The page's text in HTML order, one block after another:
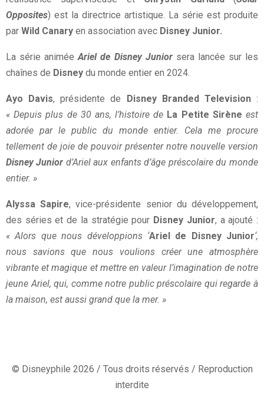
Opposites) est la directrice artistique. La série est produite
par Wild Canary en association avec Disney Junior.
La série animéeAriel de Disney Juniorsera lancée sur les
chaînes de Disney du monde entier en 2024.
Ayo Davis, présidente de Disney Branded Television:
« Depuis plus de 30 ans, l’histoire de La Petite Sirène est
adorée par le public du monde entier. Cela me procure
tellement de joie de pouvoir présenter notre nouvelle version
Disney Junior d’Ariel aux enfants d’âge préscolaire du monde
entier. »
Alyssa Sapire, vice-présidente senior du développement,
des séries et de la stratégie pour Disney Junior, a ajouté :
« Alors que nous développions ‘Ariel de Disney Junior‘,
nous savions que nous voulions créer une atmosphère
vibrante et magique et mettre en valeur l’imagination de notre
jeune Ariel, qui, comme notre public préscolaire qui regarde à
la maison, est aussi grand que la mer. »
© Disneyphile 2026 / Tous droits réservés / Reproduction
interdite